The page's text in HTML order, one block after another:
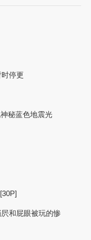
停更
秘蓝色地震光
和屁眼被玩的惨